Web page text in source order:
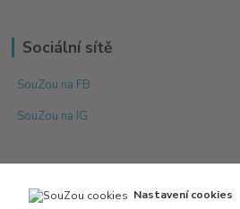
Sociální sítě
SouZou na FB
SouZou na IG
Nastavení cookies